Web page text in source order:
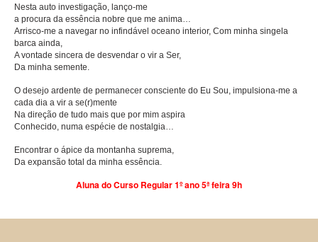
Nesta auto investigação, lanço-me
a procura da essência nobre que me anima…
Arrisco-me a navegar no infindável oceano interior, Com minha singela
barca ainda,
A vontade sincera de desvendar o vir a Ser,
Da minha semente.
O desejo ardente de permanecer consciente do Eu Sou, impulsiona-me a
cada dia a vir a se(r)mente
Na direção de tudo mais que por mim aspira
Conhecido, numa espécie de nostalgia…
Encontrar o ápice da montanha suprema,
Da expansão total da minha essência.
Aluna do Curso Regular 1º ano 5ª feira 9h